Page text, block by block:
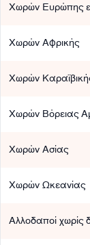
Χωρών Ευρώπης
Χωρών Αφρικής
Χωρών
Χωρών Βόρειας
Χωρών Ασίας
Χωρών Ωκεανίας
Αλλοδαποί χωρίς